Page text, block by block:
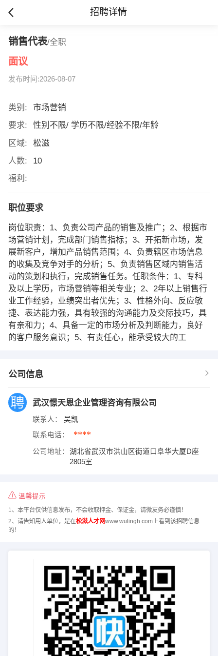
招聘详情
销售代表/全职
面议
发布时间:2026-08-07
类别:
市场营销
要求:
性别不限/ 学历不限/经验不限/年龄
区域:
松滋
人数:
10
福利:
职位要求
岗位职责：1、负责公司产品的销售及推广；2、根据市
场营销计划，完成部门销售指标；3、开拓新市场，发
展新客户，增加产品销售范围；4、负责辖区市场信息
的收集及竞争对手的分析；5、负责销售区域内销售活
动的策划和执行，完成销售任务。任职条件：1、专科
及以上学历，市场营销等相关专业；2、2年以上销售行
业工作经验，业绩突出者优先；3、性格外向、反应敏
捷、表达能力强，具有较强的沟通能力及交际技巧，具
有亲和力；4、具备一定的市场分析及判断能力，良好
的客户服务意识；5、有责任心，能承受较大的工
公司信息
武汉憬天恩企业管理咨询有限公司
联系人： 吴凯
联系电话： ****
公司地址：
湖北省武汉市洪山区街道口阜华大厦D座
2805室
温馨提示
1、本平台仅供信息发布，不会收取押金、保证金，请微友务必谨慎！
2、请告知用人单位，是在松滋人才网www.wulingh.com上看到该招聘信息
的！